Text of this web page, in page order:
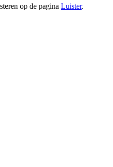
op de pagina Luister.